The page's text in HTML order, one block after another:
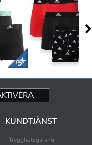
KUNDTJÄNST
Trygghetsgaranti